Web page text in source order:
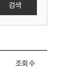
검색
조회수